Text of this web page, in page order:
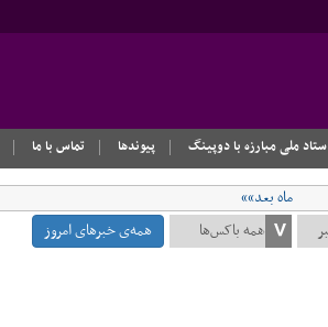
ستاد ملی مبارزه با دوپینگ پیوندها تماس با ما
ماه بعد»»
همه‌ی خبرهای امروز